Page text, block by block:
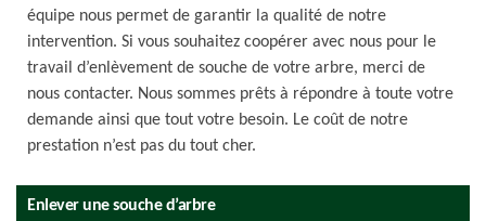
équipe nous permet de garantir la qualité de notre
intervention. Si vous souhaitez coopérer avec nous pour le
travail d’enlèvement de souche de votre arbre, merci de
nous contacter. Nous sommes prêts à répondre à toute votre
demande ainsi que tout votre besoin. Le coût de notre
prestation n’est pas du tout cher.
Enlever une souche d’arbre